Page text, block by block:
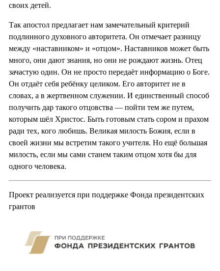
своих детей.
Так апостол предлагает нам замечательный критерий
подлинного духовного авторитета. Он отмечает разницу
между «наставником» и «отцом». Наставников может быть
много, они дают знания, но они не рождают жизнь. Отец
зачастую один. Он не просто передаёт информацию о Боге.
Он отдаёт себя ребёнку целиком. Его авторитет не в
словах, а в жертвенном служении. И единственный способ
получить дар такого отцовства — пойти тем же путем,
которым шёл Христос. Быть готовым стать сором и прахом
ради тех, кого любишь. Великая милость Божия, если в
своей жизни мы встретим такого учителя. Но ещё большая
милость, если мы сами станем таким отцом хотя бы для
одного человека.
Проект реализуется при поддержке Фонда президентских
грантов